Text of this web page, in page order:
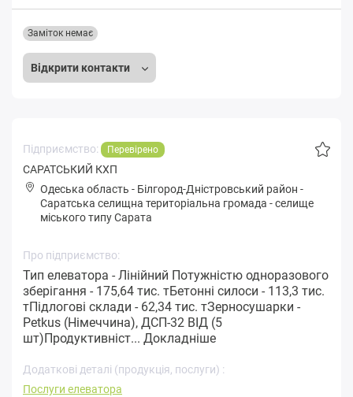
Відкрити контакти
Заміток немає
Підприємство: Перевірено
САРАТСЬКИЙ КХП
Одеська область - Білгород-Дністровський район -
Сapaтськa селищна територіальна громада -селище
міського типу Сарата
Про підприємство:
Тип елеватора - Лінійний Потужністю одноразового
зберігання - 175,64 тис. тБетонні силоси - 113,3 тис.
тПідлогові склади - 62,34 тис. тЗерносушарки -
Petkus (Німеччина), ДСП-32 ВІД (5
шт)Продуктивніст... Докладніше
Додаткові деталі (продукція, послуги) :
Послуги елеватора